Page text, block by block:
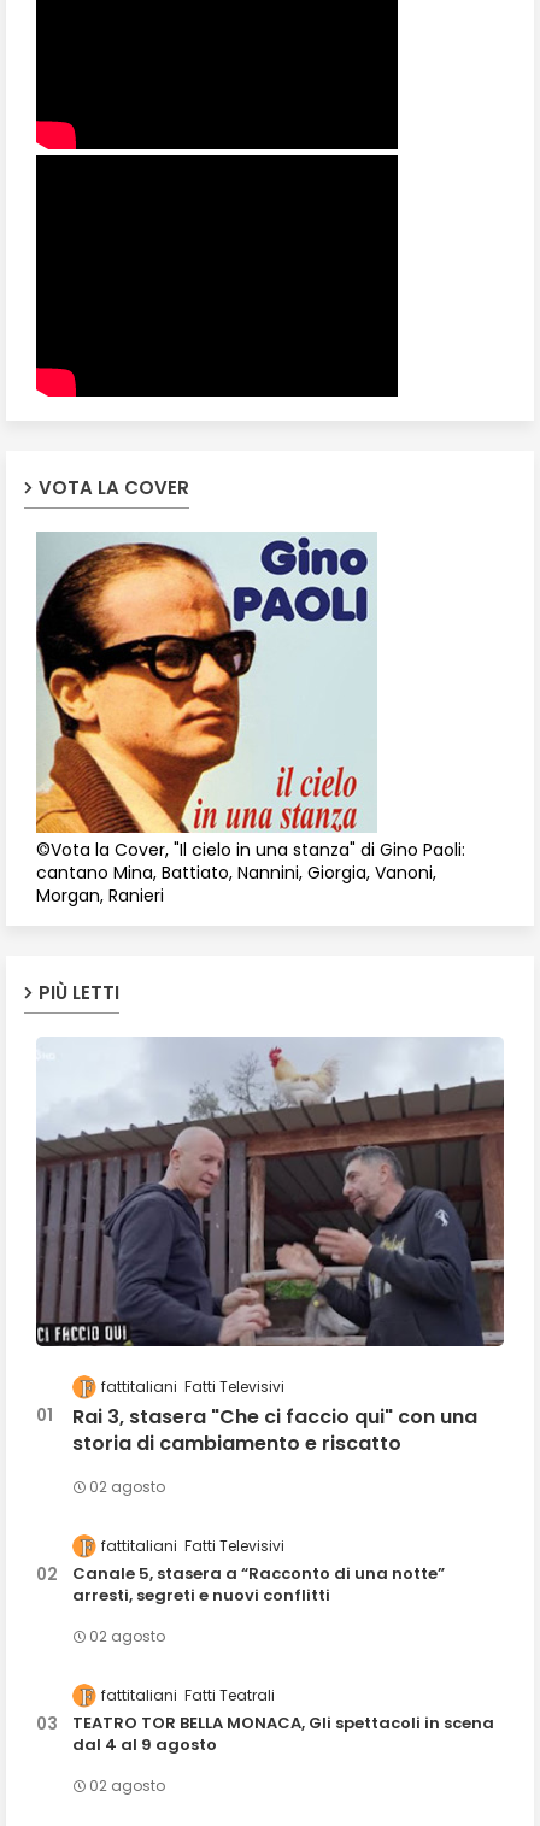
VOTA LA COVER
©Vota la Cover, "Il cielo in una stanza" di Gino Paoli:
cantano Mina, Battiato, Nannini, Giorgia, Vanoni,
Morgan, Ranieri
PIÙ LETTI
fattitaliani Fatti Televisivi
Rai 3, stasera "Che ci faccio qui" con una
storia di cambiamento e riscatto
02 agosto
fattitaliani Fatti Televisivi
Canale 5, stasera a “Racconto di una notte”
arresti, segreti e nuovi conflitti
02 agosto
fattitaliani Fatti Teatrali
TEATRO TOR BELLA MONACA, Gli spettacoli in scena
dal 4 al 9 agosto
02 agosto